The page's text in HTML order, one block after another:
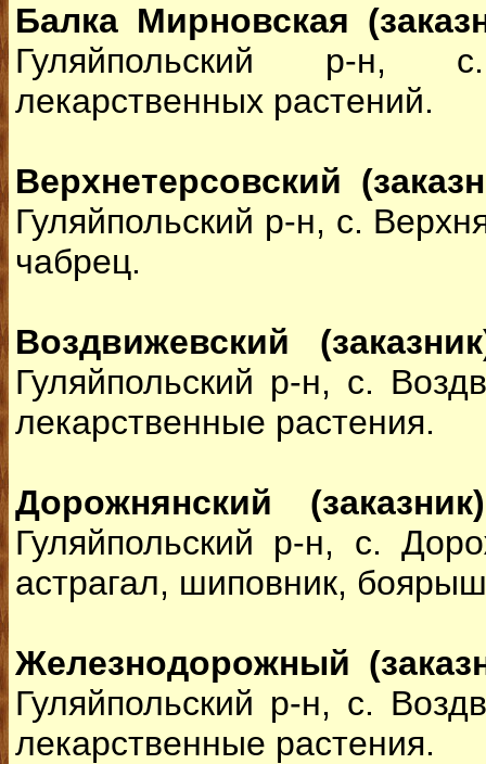
Балка Мирновская
Гуляйпольский р-н,
лекарственных растений.
Верхнетерсовский
Гуляйпольский р-н, с.
чабрец.
Воздвижевский
Гуляйпольский р-н, с.
лекарственные растения.
Дорожнянский
Гуляйпольский р-н, с.
астрагал, шиповник,
Железнодорожный
Гуляйпольский р-н, с.
лекарственные растения.